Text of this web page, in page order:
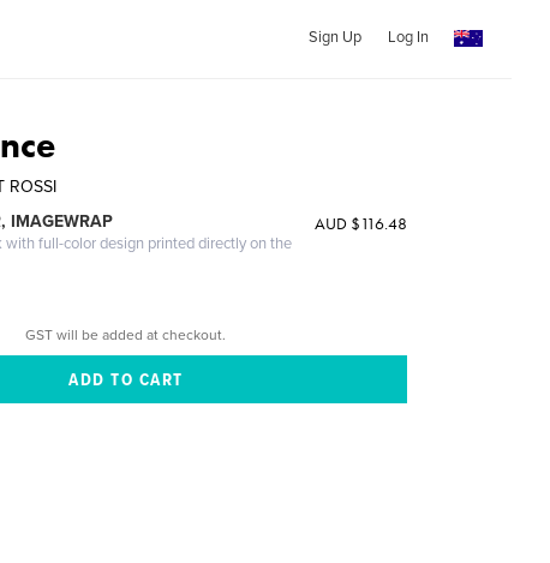
Sign Up Log In
ROSSI
IMAGEWRAP
with full-color design printed directly on the
AUD $116.48
GST will be added at checkout.